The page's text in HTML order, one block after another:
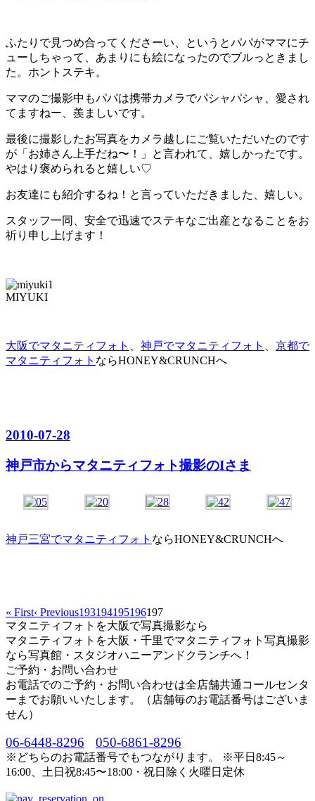
ふたりで見つめ合ってくださーい、というとパパがママにチ
ューしちゃって、あまりにも絵になったのでブルっときまし
た。ホントステキ。
ママのご撮影中もパパは携帯カメラでパシャパシャ、愛され
てますねー、羨ましいです。
最後に撮影したお写真をカメラ越しにご覧いただいたのです
が「お姉さん上手だね〜！」と言われて、嬉しかったです。
やはり褒められると嬉しい♡
お友達にも紹介するね！と言っていただきました、嬉しい。
スタッフ一同、安全で迅速でステキなご出産となることをお
祈り申し上げます！
MIYUKI
大阪でマタニティフォト 神戸でマタニティフォト
京都で
マタニティフォト ならHONEY&CRUNCHへ
2010-07-28
神戸市からマタニティフォト撮影のIさま
神戸三宮でマタニティフォト ならHONEY&CRUNCHへ
« First‹ Previous193194195196197
マタニティフォトを大阪で写真撮影なら
マタニティフォトを大阪・千里でマタニティフォト写真撮影
なら写真館・スタジオハニーアンドクランチへ！
ご予約・お問い合わせ
お電話でのご予約・お問い合わせは全店舗共通コールセンタ
ーまでお願いいたします。（店舗毎のお電話番号はございま
せん）
06-6448-8296 050-6861-8296
※どちらのお電話番号でもつながります。 ※平日8:45～
16:00、土日祝8:45〜18:00・祝日除く火曜日定休